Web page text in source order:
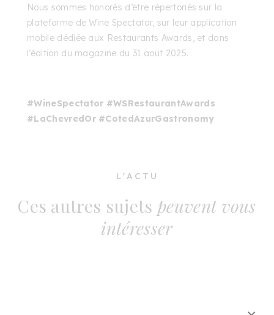
Nous sommes honorés d’être répertoriés sur la
plateforme de Wine Spectator, sur leur application
mobile dédiée aux Restaurants Awards, et dans
l’édition du magazine du 31 août 2025.
#WineSpectator #WSRestaurantAwards
#LaChevredOr #CotedAzurGastronomy
L'ACTU
Ces autres sujets peuvent vous
intéresser